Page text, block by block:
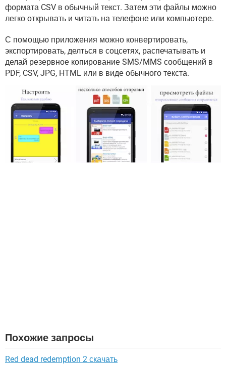
GOOGLE
YANDEX
формата CSV в обычный текст. Затем эти файлы можно
легко открывать и читать на телефоне или компьютере.
С помощью приложения можно конвертировать,
экспортировать, делться в соцсетях, распечатывать и
делай резервное копирование SMS/MMS сообщений в
PDF, CSV, JPG, HTML или в виде обычного текста.
Похожие запросы
Red dead redemption 2 скачать